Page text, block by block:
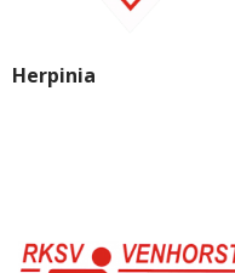
Herpinia